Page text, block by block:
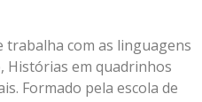
trabalha com as linguagens
Histórias em quadrinhos
Formado pela escola de